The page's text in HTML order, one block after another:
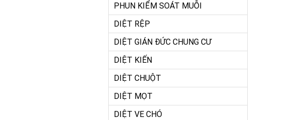
PHUN KIỂM SOÁT MUỖI
DIỆT RỆP
DIỆT GIÁN ĐỨC CHUNG CƯ
DIỆT KIẾN
DIỆT CHUỘT
DIỆT MỌT
DIỆT VE CHÓ